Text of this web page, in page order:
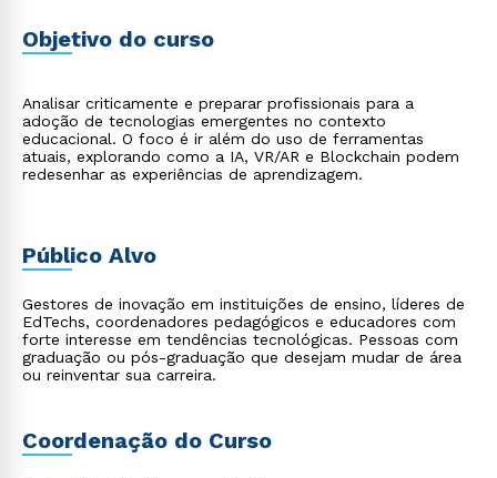
Objetivo do curso
Analisar criticamente e preparar profissionais para a
adoção de tecnologias emergentes no contexto
educacional. O foco é ir além do uso de ferramentas
atuais, explorando como a IA, VR/AR e Blockchain podem
redesenhar as experiências de aprendizagem.
Público Alvo
Gestores de inovação em instituições de ensino, líderes de
EdTechs, coordenadores pedagógicos e educadores com
forte interesse em tendências tecnológicas. Pessoas com
graduação ou pós-graduação que desejam mudar de área
ou reinventar sua carreira.
Coordenação do Curso